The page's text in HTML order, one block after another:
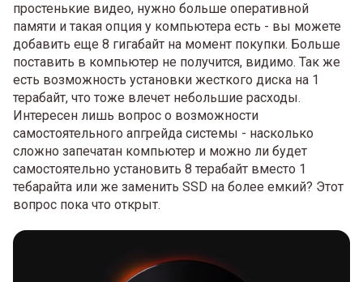
простенькие видео, нужно больше оперативной
памяти и такая опция у компьютера есть - вы можете
добавить еще 8 гигабайт на момент покупки. Больше
поставить в компьютер не получится, видимо. Так же
есть возможность установки жесткого диска на 1
терабайт, что тоже влечет небольшие расходы.
Интересен лишь вопрос о возможности
самостоятельного апгрейда системы - насколько
сложно запечатан компьютер и можно ли будет
самостоятельно установить 8 терабайт вместо 1
тебарайта или же заменить SSD на более емкий? Этот
вопрос пока что открыт.